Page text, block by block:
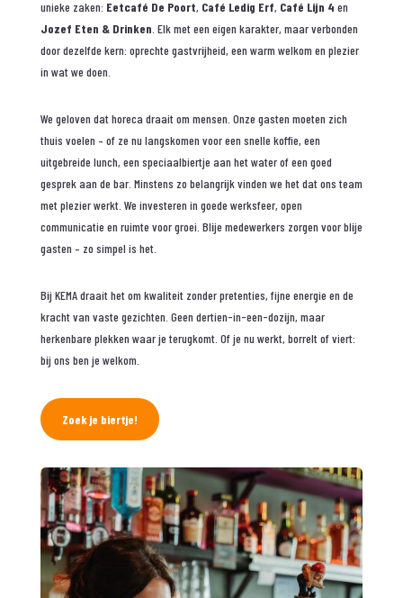
unieke zaken: Eetcafé De Poort, Café Ledig Erf, Café Lijn 4 en
Jozef Eten & Drinken . Elk met een eigen karakter, maar verbonden
door dezelfde kern: oprechte gastvrijheid, een warm welkom en plezier
in wat we doen.
We geloven dat horeca draait om mensen. Onze gasten moeten zich
thuis voelen – of ze nu langskomen voor een snelle koffie, een
uitgebreide lunch, een speciaalbiertje aan het water of een goed
gesprek aan de bar. Minstens zo belangrijk vinden we het dat ons team
met plezier werkt. We investeren in goede werksfeer, open
communicatie en ruimte voor groei. Blije medewerkers zorgen voor blije
gasten – zo simpel is het.
Bij KEMA draait het om kwaliteit zonder pretenties, fijne energie en de
kracht van vaste gezichten. Geen dertien-in-een-dozijn, maar
herkenbare plekken waar je terugkomt. Of je nu werkt, borrelt of viert:
bij ons ben je welkom.
Zoek je biertje!